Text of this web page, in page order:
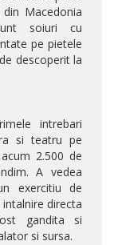
din Macedonia
soiuri cu
pe pietele
descoperit la
intrebari
si teatru pe
2.500 de
A vedea
exercitiu de
directa
gandita si
si sursa.